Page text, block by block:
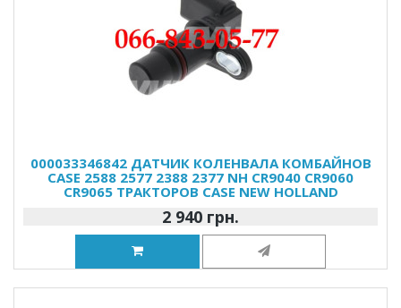
000033346842 ДАТЧИК КОЛЕНВАЛА КОМБАЙНОВ
CASE 2588 2577 2388 2377 NH CR9040 CR9060
CR9065 ТРАКТОРОВ CASE NEW HOLLAND
2 940 грн.